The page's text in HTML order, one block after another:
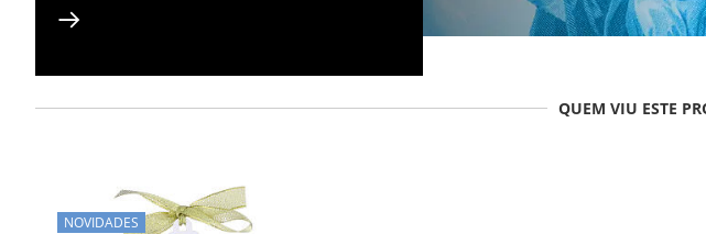
QUEM VIU ESTE
NOVIDADES